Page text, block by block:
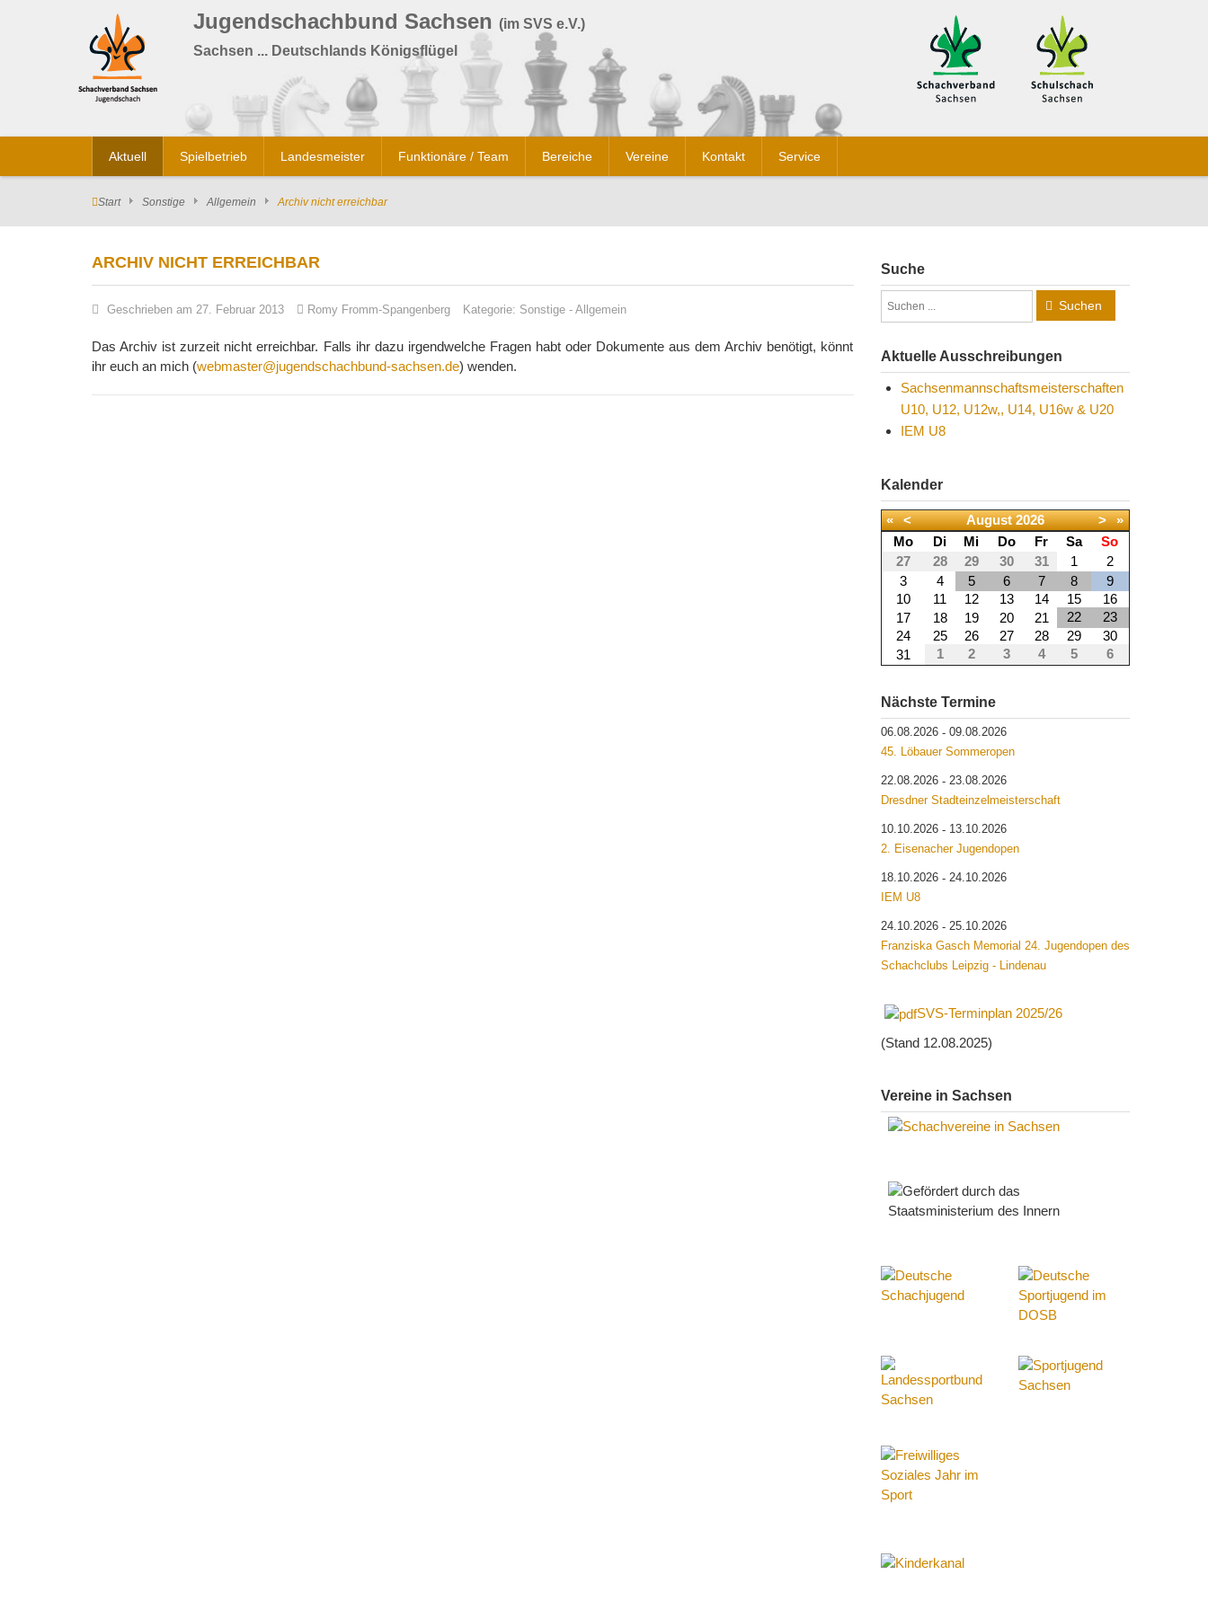
Jugendschachbund Sachsen (im SVS e.V.)
Sachsen ... Deutschlands Königsflügel
Aktuell Spielbetrieb Landesmeister Funktionäre / Team Bereiche Vereine Kontakt Service
Start Sonstige Allgemein Archiv nicht erreichbar
ARCHIV NICHT ERREICHBAR
Geschrieben am 27. Februar 2013 Romy Fromm-Spangenberg Kategorie: Sonstige - Allgemein
Das Archiv ist zurzeit nicht erreichbar. Falls ihr dazu irgendwelche Fragen habt oder Dokumente aus dem Archiv benötigt, könnt
ihr euch an mich (webmaster@jugendschachbund-sachsen.de) wenden.
Suche
Suchen
Aktuelle Ausschreibungen
Sachsenmannschaftsmeisterschaften
U10, U12, U12w,, U14, U16w & U20
IEM U8
Kalender
« < August 2026 >
»
Mo
Di Mi Do Fr Sa
So
27
28 29 30 31 1
2
3
4 5 6 7 8
9
10
11 12 13 14 15
16
17
18 19 20 21 22
23
24
25 26 27 28 29
30
31
1 2 3 4 5 6
Nächste Termine
06.08.2026- 09.08.2026
45. Löbauer Sommeropen
22.08.2026- 23.08.2026
Dresdner Stadteinzelmeisterschaft
10.10.2026- 13.10.2026
2. Eisenacher Jugendopen
18.10.2026- 24.10.2026
IEM U8
24.10.2026- 25.10.2026
Franziska Gasch Memorial 24. Jugendopen des
Schachclubs Leipzig - Lindenau
SVS-Terminplan 2025/26
(Stand 12.08.2025)
Vereine in Sachsen